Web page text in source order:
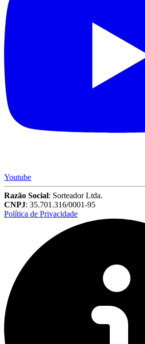
Youtube
Razão Social: Sorteador Ltda.
CNPJ: 35.701.316/0001-95
Política de Privacidade